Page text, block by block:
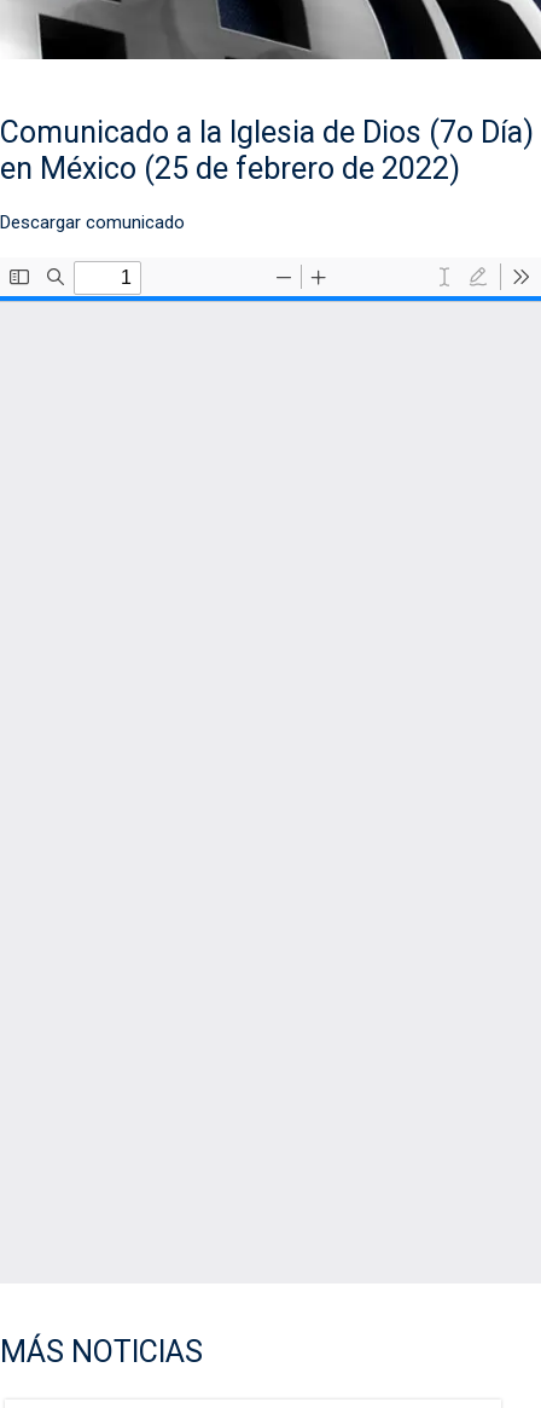
Comunicado a la Iglesia de Dios (7o Día)
en México (25 de febrero de 2022)
Descargar comunicado
MÁS NOTICIAS